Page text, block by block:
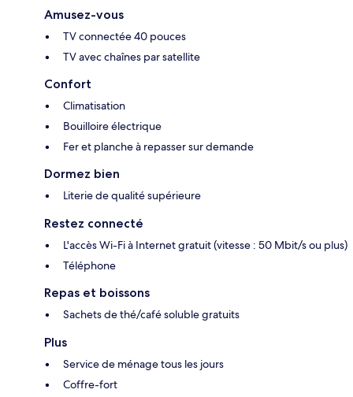
Amusez-vous
TV connectée 40 pouces
TV avec chaînes par satellite
Confort
Climatisation
Bouilloire électrique
Fer et planche à repasser sur demande
Dormez bien
Literie de qualité supérieure
Restez connecté
L'accès Wi-Fi à Internet gratuit (vitesse : 50 Mbit/s ou plus)
Téléphone
Repas et boissons
Sachets de thé/café soluble gratuits
Plus
Service de ménage tous les jours
Coffre-fort